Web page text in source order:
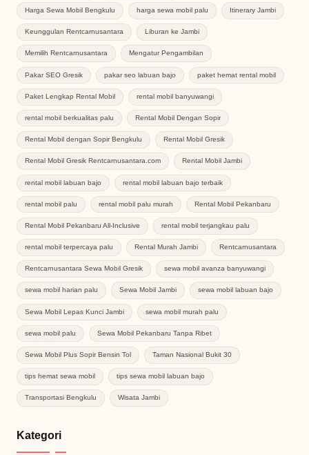
Harga Sewa Mobil Bengkulu harga sewa mobil palu Itinerary Jambi
Keunggulan Rentcarnusantara Liburan ke Jambi
Memilih Rentcarnusantara Mengatur Pengambilan
Pakar SEO Gresik pakar seo labuan bajo paket hemat rental mobil
Paket Lengkap Rental Mobil rental mobil banyuwangi
rental mobil berkualitas palu Rental Mobil Dengan Sopir
Rental Mobil dengan Sopir Bengkulu Rental Mobil Gresik
Rental Mobil Gresik Rentcarnusantara.com Rental Mobil Jambi
rental mobil labuan bajo rental mobil labuan bajo terbaik
rental mobil palu rental mobil palu murah Rental Mobil Pekanbaru
Rental Mobil Pekanbaru All-Inclusive rental mobil terjangkau palu
rental mobil terpercaya palu Rental Murah Jambi Rentcarnusantara
Rentcarnusantara Sewa Mobil Gresik sewa mobil avanza banyuwangi
sewa mobil harian palu Sewa Mobil Jambi sewa mobil labuan bajo
Sewa Mobil Lepas Kunci Jambi sewa mobil murah palu
sewa mobil palu Sewa Mobil Pekanbaru Tanpa Ribet
Sewa Mobil Plus Sopir Bensin Tol Taman Nasional Bukit 30
tips hemat sewa mobil tips sewa mobil labuan bajo
Transportasi Bengkulu Wisata Jambi
Kategori